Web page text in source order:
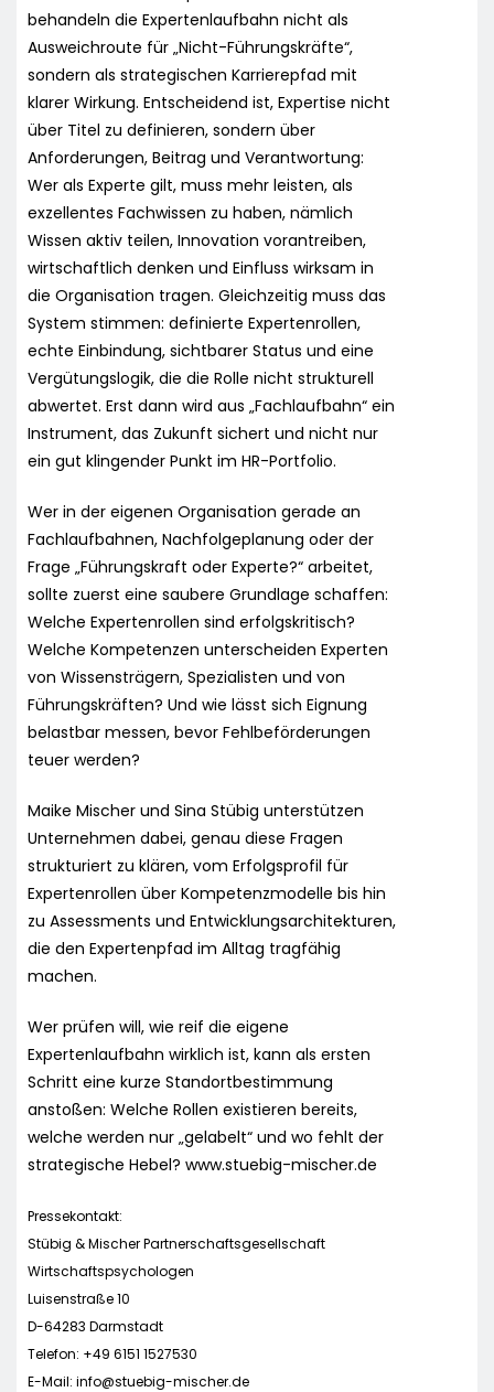
behandeln die Expertenlaufbahn nicht als
Ausweichroute für „Nicht-Führungskräfte“,
sondern als strategischen Karrierepfad mit
klarer Wirkung. Entscheidend ist, Expertise nicht
über Titel zu definieren, sondern über
Anforderungen, Beitrag und Verantwortung:
Wer als Experte gilt, muss mehr leisten, als
exzellentes Fachwissen zu haben, nämlich
Wissen aktiv teilen, Innovation vorantreiben,
wirtschaftlich denken und Einfluss wirksam in
die Organisation tragen. Gleichzeitig muss das
System stimmen: definierte Expertenrollen,
echte Einbindung, sichtbarer Status und eine
Vergütungslogik, die die Rolle nicht strukturell
abwertet. Erst dann wird aus „Fachlaufbahn“ ein
Instrument, das Zukunft sichert und nicht nur
ein gut klingender Punkt im HR-Portfolio.
Wer in der eigenen Organisation gerade an
Fachlaufbahnen, Nachfolgeplanung oder der
Frage „Führungskraft oder Experte?“ arbeitet,
sollte zuerst eine saubere Grundlage schaffen:
Welche Expertenrollen sind erfolgskritisch?
Welche Kompetenzen unterscheiden Experten
von Wissensträgern, Spezialisten und von
Führungskräften? Und wie lässt sich Eignung
belastbar messen, bevor Fehlbeförderungen
teuer werden?
Maike Mischer und Sina Stübig unterstützen
Unternehmen dabei, genau diese Fragen
strukturiert zu klären, vom Erfolgsprofil für
Expertenrollen über Kompetenzmodelle bis hin
zu Assessments und Entwicklungsarchitekturen,
die den Expertenpfad im Alltag tragfähig
machen.
Wer prüfen will, wie reif die eigene
Expertenlaufbahn wirklich ist, kann als ersten
Schritt eine kurze Standortbestimmung
anstoßen: Welche Rollen existieren bereits,
welche werden nur „gelabelt“ und wo fehlt der
strategische Hebel? www.stuebig-mischer.de
Pressekontakt:
Stübig & Mischer Partnerschaftsgesellschaft
Wirtschaftspsychologen
Luisenstraße 10
D-64283 Darmstadt
Telefon: +49 6151 1527530
E-Mail: info@stuebig-mischer.de